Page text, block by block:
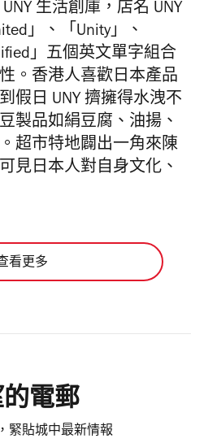
生活創庫，店名 UNY
」、「Unity」、
」五個英文單字組合
。香港人喜歡日本產品
假日 UNY 擠擁得水洩不
製品如絹豆腐、油揚、
超市特地闢出一角來陳
見日本人對自身文化、
看更多
電郵
緊貼城中最新情報